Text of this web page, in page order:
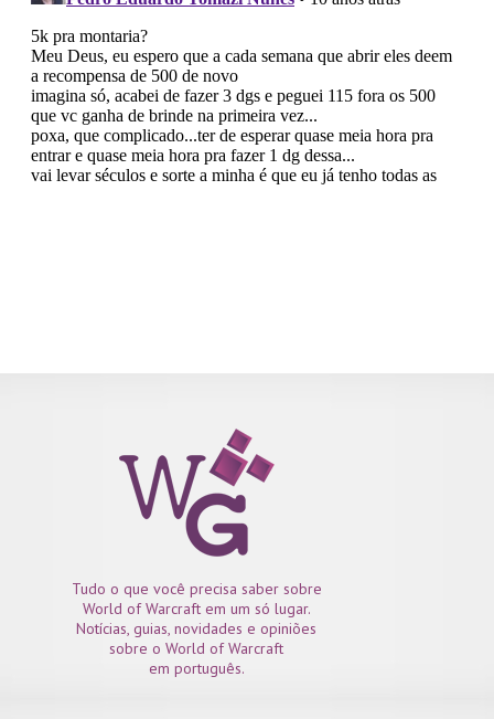
Tudo o que você precisa saber sobre
World of Warcraft em um só lugar.
Notícias, guias, novidades e opiniões
sobre o World of Warcraft
em português.